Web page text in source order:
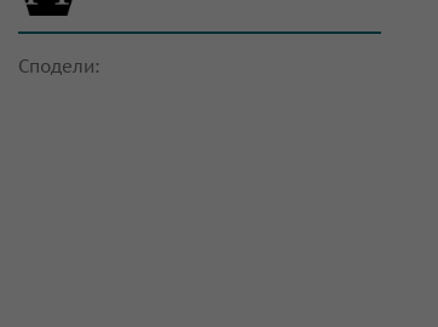
Сподели: